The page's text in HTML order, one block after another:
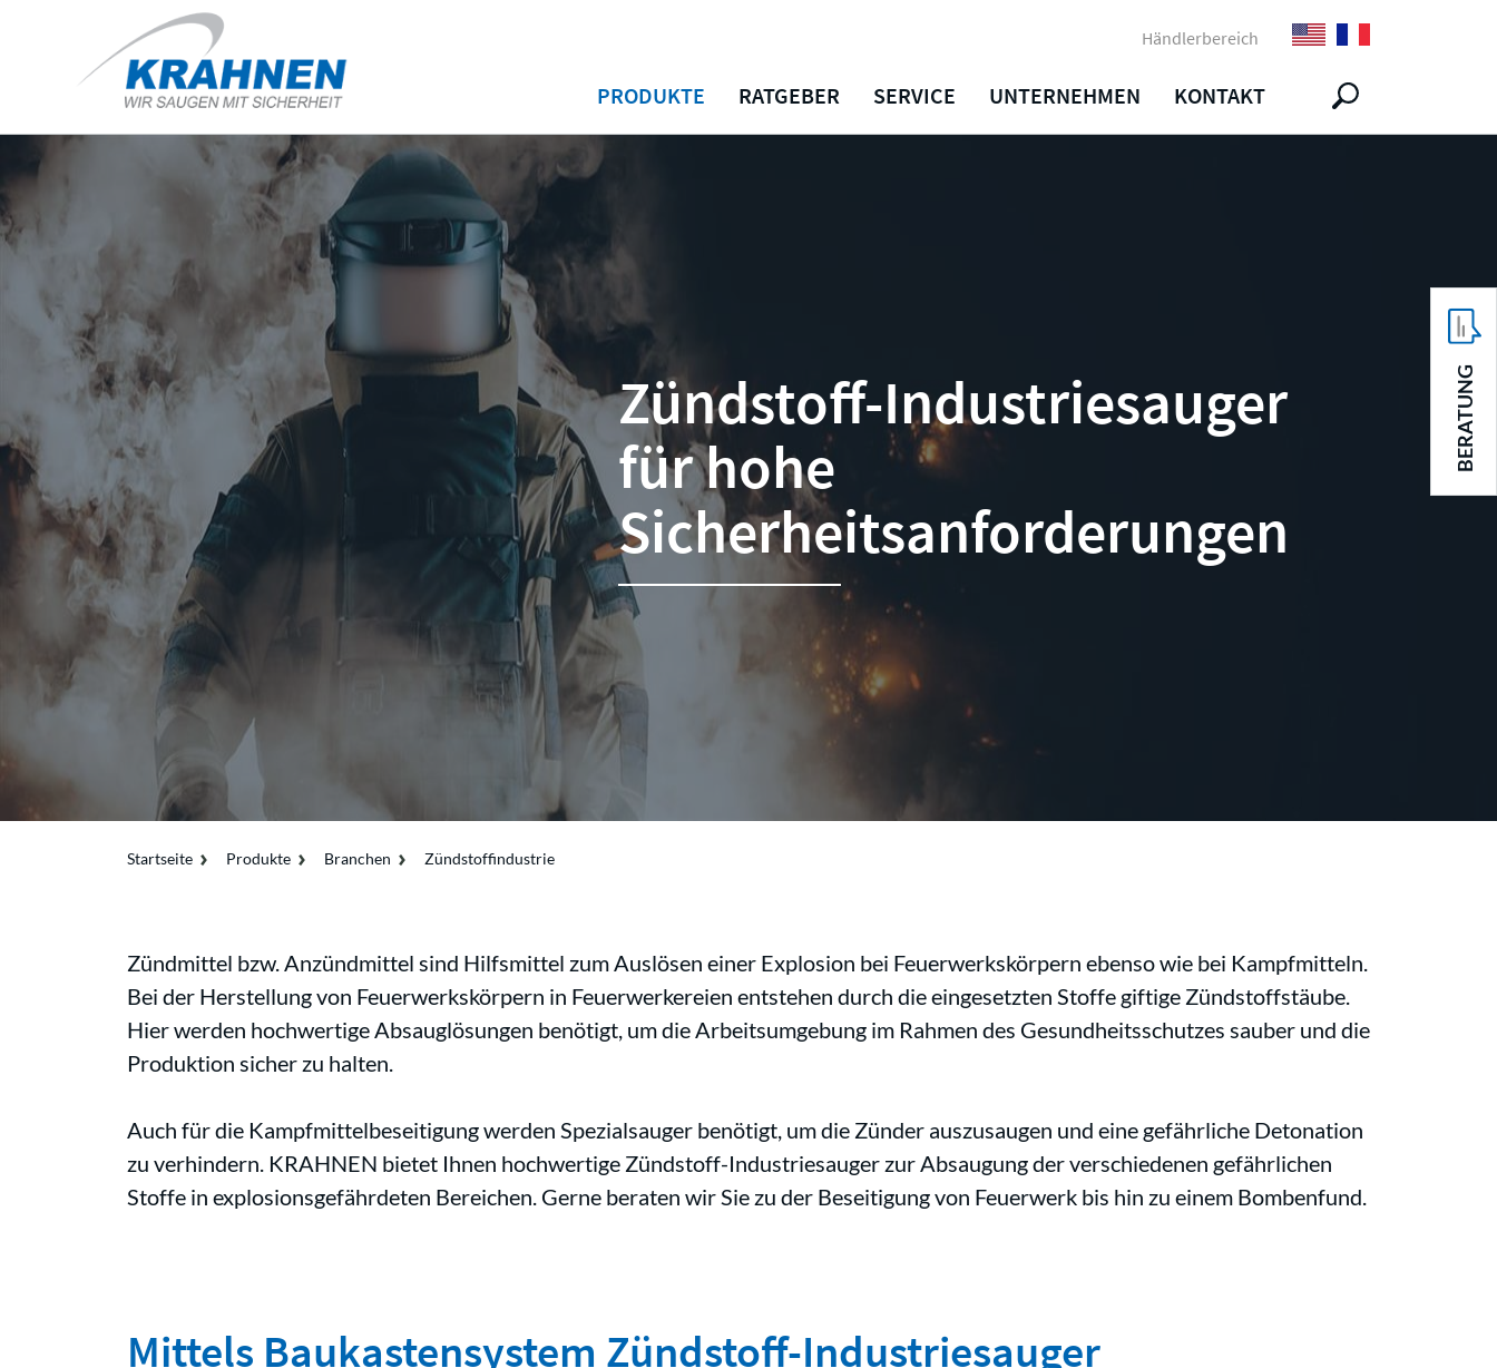
Händlerbereich
PRODUKTE RATGEBER SERVICE UNTERNEHMEN KONTAKT
BERATUNG
Zündstoff-Industriesauger
für hohe
Sicherheitsanforderungen
Startseite Produkte Branchen Zündstoffindustrie
Zündmittel bzw. Anzündmittel sind Hilfsmittel zum Auslösen einer Explosion bei Feuerwerkskörpern ebenso wie bei Kampfmitteln.
Bei der Herstellung von Feuerwerkskörpern in Feuerwerkereien entstehen durch die eingesetzten Stoffe giftige Zündstoffstäube.
Hier werden hochwertige Absauglösungen benötigt, um die Arbeitsumgebung im Rahmen des Gesundheitsschutzes sauber und die
Produktion sicher zu halten.
Auch für die Kampfmittelbeseitigung werden Spezialsauger benötigt, um die Zünder auszusaugen und eine gefährliche Detonation
zu verhindern. KRAHNEN bietet Ihnen hochwertige Zündstoff-Industriesauger zur Absaugung der verschiedenen gefährlichen
Stoffe in explosionsgefährdeten Bereichen. Gerne beraten wir Sie zu der Beseitigung von Feuerwerk bis hin zu einem Bombenfund.
Mittels Baukastensystem Zündstoff-Industriesauger